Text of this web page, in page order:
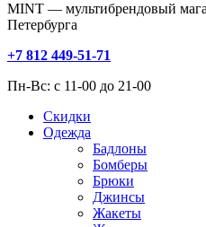
MINT — мультибрендовый
Петербурга
+7 812 449-51-71
Пн-Вс: с 11-00 до 21-00
Скидки
Одежда
Бадлоны
Бомберы
Брюки
Джинсы
Жакеты